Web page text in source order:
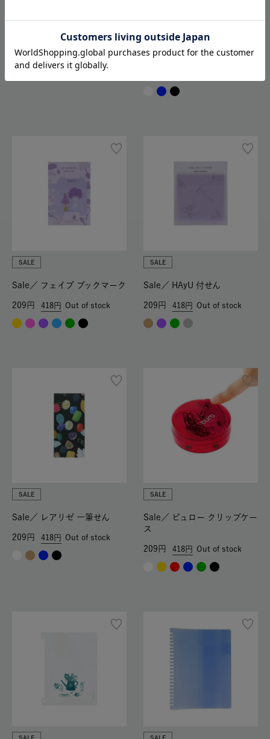
385
192 Out of stock
購入制限あり
Giacomo Bagnara ロルバーン
ブックマーク
SALE
Sale／ フェイブ ブックマーク
418
209 Out of stock
SALE
Sale／ HAyU 付せん
418
209 Out of stock
SALE
Sale／ レアリゼ 一筆せん
418
209 Out of stock
SALE
Sale／
ビュロー クリップケー
ス
418
209 Out of stock